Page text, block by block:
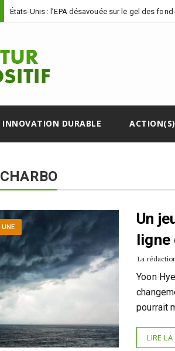
États-Unis : l’EPA désavouée sur le gel des
INNOVATION DURABLE
CHARBO
UNE
Un
ligne
La
Yoon
pourrait
LIRE LA